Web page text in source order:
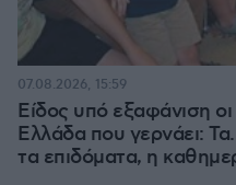
Είδος υπό εξαφάνιση
Ελλάδα που γερνάει:
τα επιδόματα, η
07.08.2026, 15:59